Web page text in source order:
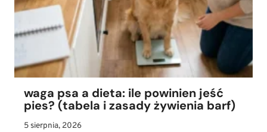
LĘKU,
STRESU
BÓLU
waga psa a dieta: ile powinien jeść
pies? (tabela i zasady żywienia barf)
5 sierpnia, 2026